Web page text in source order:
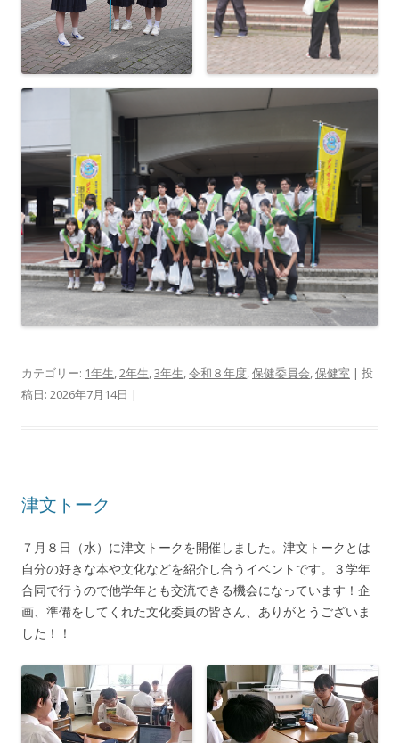
カテゴリー: 1年生,2年生,3年生,令和８年度,保健委員会,保健室 | 投
稿日: 2026年7月14日 |
津文トーク
７月８日（水）に津文トークを開催しました。津文トークとは
自分の好きな本や文化などを紹介し合うイベントです。３学年
合同で行うので他学年とも交流できる機会になっています！企
画、準備をしてくれた文化委員の皆さん、ありがとうございま
した！！